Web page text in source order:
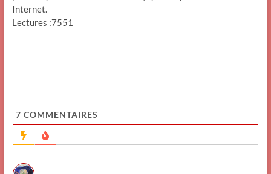
Internet.
Lectures :7551
7 COMMENTAIRES